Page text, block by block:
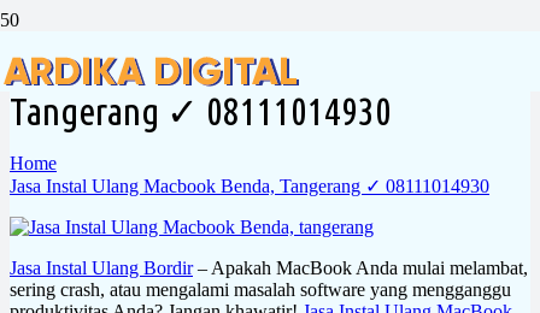
Jasa Instal Ulang Macbook Benda,
Tangerang ✓ 08111014930
Home
Jasa Instal Ulang Macbook Benda, Tangerang ✓ 08111014930
Jasa Instal Ulang Bordir– Apakah MacBook Anda mulai melambat,
sering crash, atau mengalami masalah software yang mengganggu